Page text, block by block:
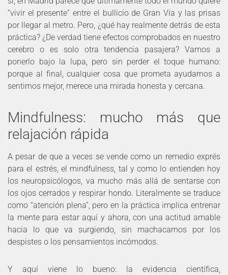
“vivir el presente” entre el bullicio de Gran Vía y las prisas
por llegar al metro. Pero, ¿qué hay realmente detrás de esta
práctica? ¿De verdad tiene efectos comprobados en nuestro
cerebro o es solo otra tendencia pasajera? Vamos a
ponerlo bajo la lupa, pero sin perder el toque humano:
porque al final, cualquier cosa que prometa ayudarnos a
sentirnos mejor, merece una mirada honesta y cercana.
Mindfulness: mucho más que
relajación rápida
A pesar de que a veces se vende como un remedio exprés
para el estrés, el mindfulness, tal y como lo entienden hoy
los neuropsicólogos, va mucho más allá de sentarse con
los ojos cerrados y respirar hondo. Literalmente se traduce
como “atención plena”, pero en la práctica implica entrenar
la mente para estar aquí y ahora, con una actitud amable
hacia lo que va surgiendo, sin machacarnos por los
despistes o los pensamientos incómodos.
Y aquí viene lo bueno: la evidencia científica,